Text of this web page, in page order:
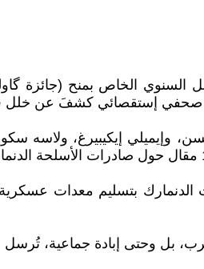
وسط كوبنهاكن اقيم اليوم 9 كانون الثاني
صحفي إستقصائي كشفَ عن خلل
مورتنسن، وإيميلي إيكيبيرغ،
حرب، بل وحتى إبادة